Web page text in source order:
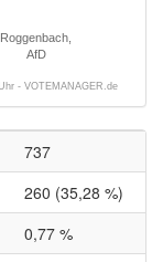
Roggenbach,
AfD
19.05.2015 07:56 Uhr - VOTEMANAGER.de
737
260 (35,28 %)
0,77 %